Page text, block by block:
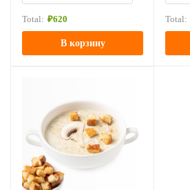
Total: ₽620
В корзину
Total: